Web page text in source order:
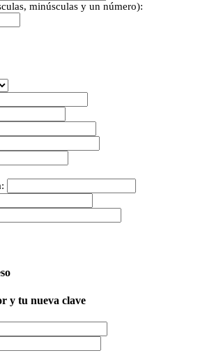
minúsculas y un número):
y tu nueva clave